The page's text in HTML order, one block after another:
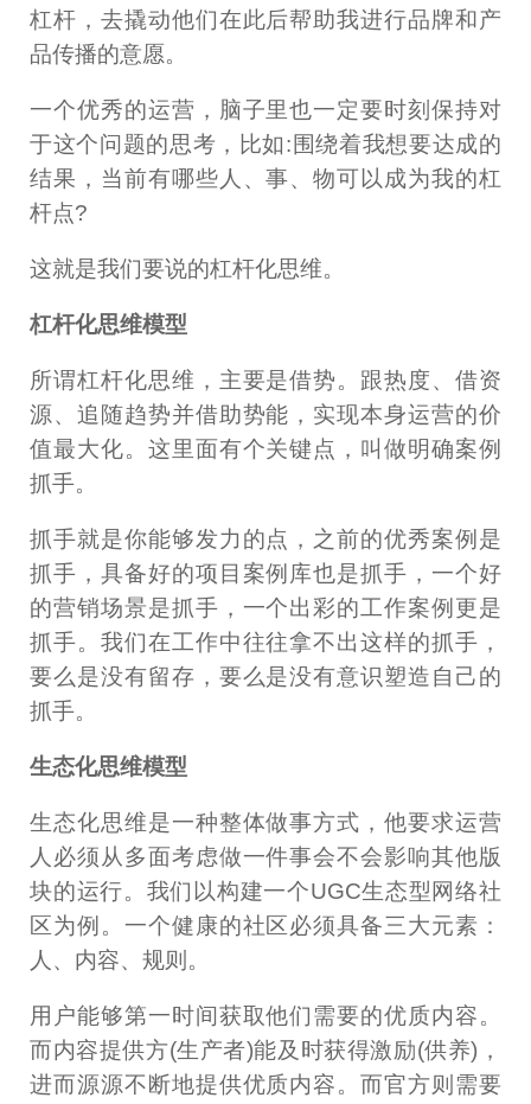
杠杆，去撬动他们在此后帮助我进行品牌和产
品传播的意愿。
一个优秀的运营，脑子里也一定要时刻保持对
于这个问题的思考，比如:围绕着我想要达成的
结果，当前有哪些人、事、物可以成为我的杠
杆点?
这就是我们要说的杠杆化思维。
杠杆化思维模型
所谓杠杆化思维，主要是借势。跟热度、借资
源、追随趋势并借助势能，实现本身运营的价
值最大化。这里面有个关键点，叫做明确案例
抓手。
抓手就是你能够发力的点，之前的优秀案例是
抓手，具备好的项目案例库也是抓手，一个好
的营销场景是抓手，一个出彩的工作案例更是
抓手。我们在工作中往往拿不出这样的抓手，
要么是没有留存，要么是没有意识塑造自己的
抓手。
生态化思维模型
生态化思维是一种整体做事方式，他要求运营
人必须从多面考虑做一件事会不会影响其他版
块的运行。我们以构建一个UGC生态型网络社
区为例。一个健康的社区必须具备三大元素：
人、内容、规则。
用户能够第一时间获取他们需要的优质内容。
而内容提供方(生产者)能及时获得激励(供养)，
进而源源不断地提供优质内容。而官方则需要